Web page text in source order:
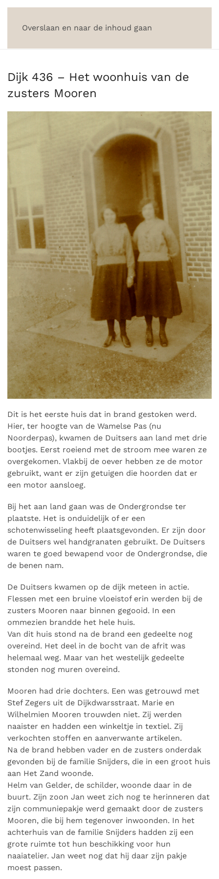
Overslaan en naar de inhoud gaan
Dijk 436 – Het woonhuis van de
zusters Mooren
Dit is het eerste huis dat in brand gestoken werd.
Hier, ter hoogte van de Wamelse Pas (nu
Noorderpas), kwamen de Duitsers aan land met drie
bootjes. Eerst roeiend met de stroom mee waren ze
overgekomen. Vlakbij de oever hebben ze de motor
gebruikt, want er zijn getuigen die hoorden dat er
een motor aansloeg.
Bij het aan land gaan was de Ondergrondse ter
plaatste. Het is onduidelijk of er een
schotenwisseling heeft plaatsgevonden. Er zijn door
de Duitsers wel handgranaten gebruikt. De Duitsers
waren te goed bewapend voor de Ondergrondse, die
de benen nam.
De Duitsers kwamen op de dijk meteen in actie.
Flessen met een bruine vloeistof erin werden bij de
zusters Mooren naar binnen gegooid. In een
ommezien brandde het hele huis.
Van dit huis stond na de brand een gedeelte nog
overeind. Het deel in de bocht van de afrit was
helemaal weg. Maar van het westelijk gedeelte
stonden nog muren overeind.
Mooren had drie dochters. Een was getrouwd met
Stef Zegers uit de Dijkdwarsstraat. Marie en
Wilhelmien Mooren trouwden niet. Zij werden
naaister en hadden een winkeltje in textiel. Zij
verkochten stoffen en aanverwante artikelen.
Na de brand hebben vader en de zusters onderdak
gevonden bij de familie Snijders, die in een groot huis
aan Het Zand woonde.
Helm van Gelder, de schilder, woonde daar in de
buurt. Zijn zoon Jan weet zich nog te herinneren dat
zijn communiepakje werd gemaakt door de zusters
Mooren, die bij hem tegenover inwoonden. In het
achterhuis van de familie Snijders hadden zij een
grote ruimte tot hun beschikking voor hun
naaiatelier. Jan weet nog dat hij daar zijn pakje
moest passen.